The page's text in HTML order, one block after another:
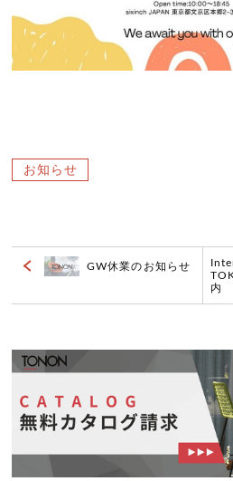
お知らせ
GW休業のお知らせ
内